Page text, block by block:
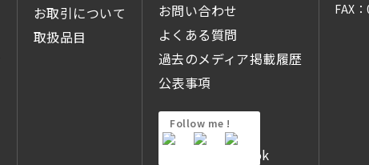
お取引について
取扱品目
お問い合わせ
よくある質問
過去のメディア掲載履歴
公表事項
Follow me !
FAX